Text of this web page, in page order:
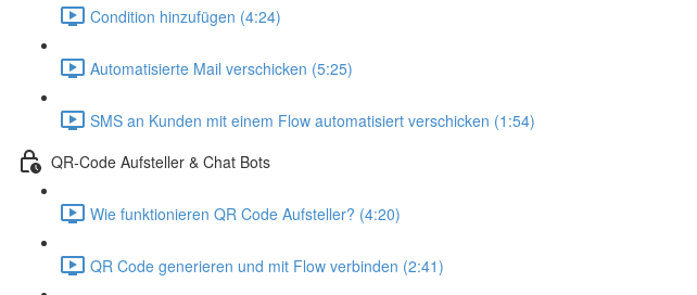
Condition hinzufügen (4:24)
Automatisierte Mail verschicken (5:25)
SMS an Kunden mit einem Flow automatisiert verschicken (1:54)
QR-Code Aufsteller & Chat Bots
Wie funktionieren QR Code Aufsteller? (4:20)
QR Code generieren und mit Flow verbinden (2:41)